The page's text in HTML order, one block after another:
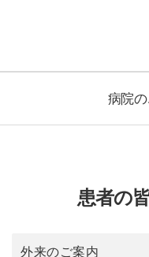
病院
患者の
外来のご案内